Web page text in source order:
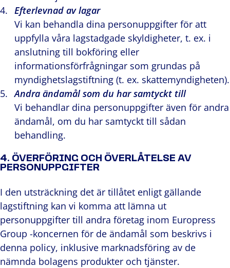
Efterlevnad av lagar
Vi kan behandla dina personuppgifter för att
uppfylla våra lagstadgade skyldigheter, t. ex. i
anslutning till bokföring eller
informationsförfrågningar som grundas på
myndighetslagstiftning (t. ex. skattemyndigheten).
Andra ändamål som du har samtyckt till
Vi behandlar dina personuppgifter även för andra
ändamål, om du har samtyckt till sådan
behandling.
4. ÖVERFÖRING OCH ÖVERLÅTELSE AV
PERSONUPPGIFTER
I den utsträckning det är tillåtet enligt gällande
lagstiftning kan vi komma att lämna ut
personuppgifter till andra företag inom Europress
Group -koncernen för de ändamål som beskrivs i
denna policy, inklusive marknadsföring av de
nämnda bolagens produkter och tjänster.